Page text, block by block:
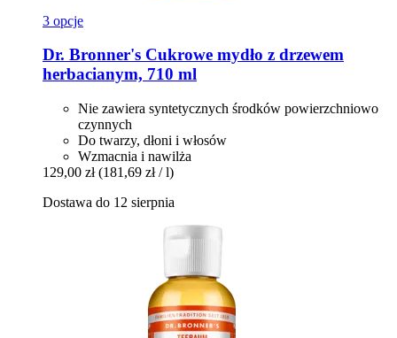
3 opcje
Dr. Bronner's Cukrowe mydło z drzewem
herbacianym, 710 ml
Nie zawiera syntetycznych środków powierzchniowo
czynnych
Do twarzy, dłoni i włosów
Wzmacnia i nawilża
129,00 zł (181,69 zł / l)
Dostawa do 12 sierpnia